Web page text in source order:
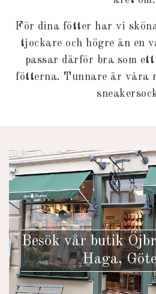
För dina fötter har vi
tjockare och högre än en
passar därför bra som
fötterna. Tunnare är våra
Besök vår butik
Haga,